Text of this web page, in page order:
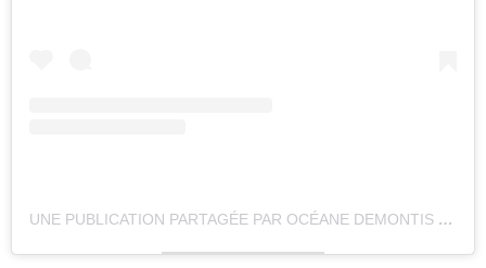
UNE PUBLICATION PARTAGÉE PAR OCÉANE DEMONTIS (@OCEANE_DEMONTIS)